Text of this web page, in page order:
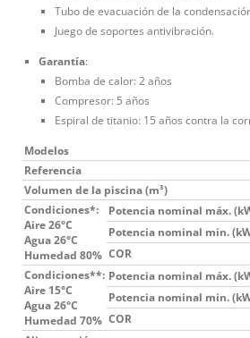
Tubo de evacuación de la
Juego de soportes antivibración.
Garantía:
Bomba de calor: 2 años
Compresor: 5 años
Espiral de titanio: 15 años contra la
Modelos
Referencia
Volumen de la piscina (m³)
Condiciones*:
Aire 26°C
Agua 26°C
Humedad 80%
Potencia nominal máx.
Potencia nominal min.
COR
Condiciones**:
Aire 15°C
Agua 26°C
Humedad 70%
Potencia nominal máx.
Potencia nominal min.
COR